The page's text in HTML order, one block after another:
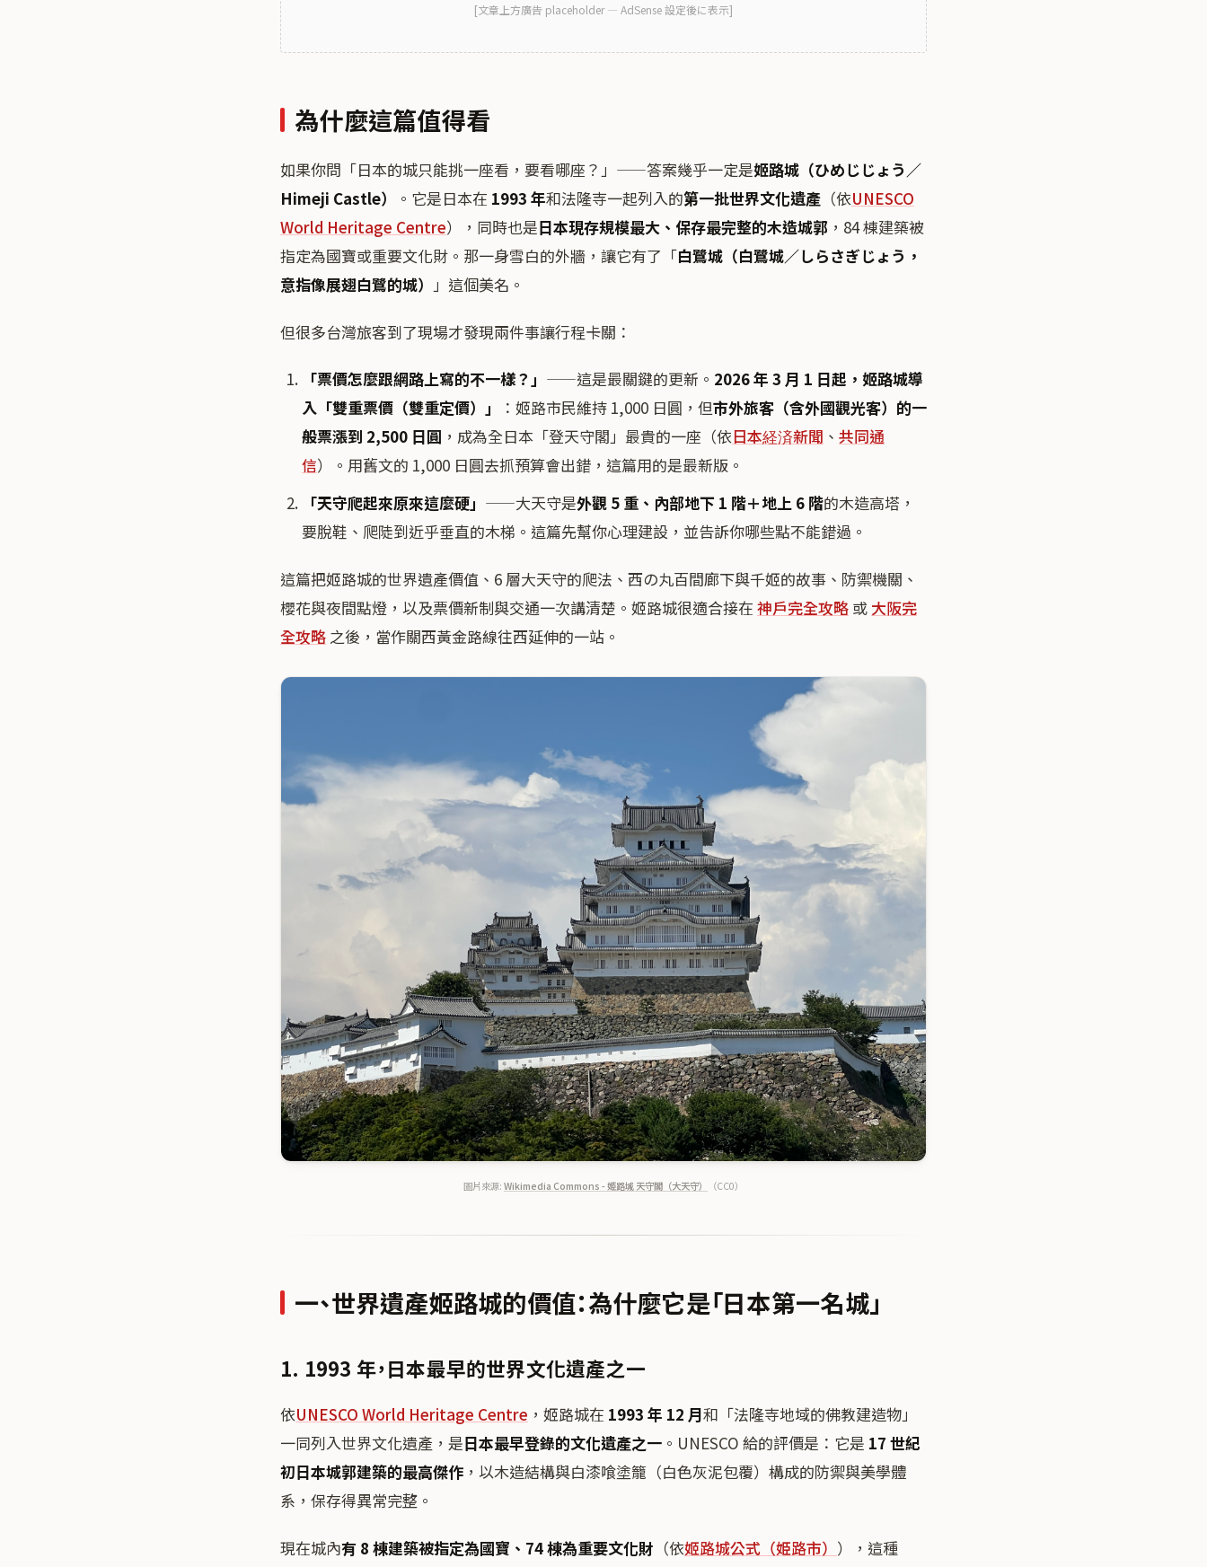
[文章上方廣告 placeholder — AdSense 設定後に表示]
為什麼這篇值得看
如果你問「日本的城只能挑一座看，要看哪座？」——答案幾乎一定是姬路城（ひめじじょう／
Himeji Castle）
。它是日本在 1993 年和法隆寺一起列入的第一批世界文化遺產 （依UNESCO
World Heritage Centre），同時也是日本現存規模最大、保存最完整的木造城郭 ，84 棟建築被
指定為國寶或重要文化財。那一身雪白的外牆，讓它有了「白鷺城（白鷺城／しらさぎじょう，
意指像展翅白鷺的城） 」這個美名。
但很多台灣旅客到了現場才發現兩件事讓行程卡關：
「票價怎麼跟網路上寫的不一樣？」 ——這是最關鍵的更新。 2026 年 3 月 1 日起，姬路城導
入「雙重票價（雙重定價）」
：姬路市民維持 1,000 日圓，但市外旅客（含外國觀光客）的一
般票漲到 2,500 日圓 ，成為全日本「登天守閣」最貴的一座（依日本経済新聞 、 共同通
信）。用舊文的 1,000 日圓去抓預算會出錯，這篇用的是最新版。
「天守爬起來原來這麼硬」 ——大天守是外觀 5 重、內部地下 1 階＋地上 6 階的木造高塔，
要脫鞋、爬陡到近乎垂直的木梯。這篇先幫你心理建設，並告訴你哪些點不能錯過。
這篇把姬路城的世界遺產價值、6 層大天守的爬法、西の丸百間廊下與千姬的故事、防禦機關、
櫻花與夜間點燈，以及票價新制與交通一次講清楚。姬路城很適合接在 神戶完全攻略 或 大阪完
全攻略 之後，當作關西黃金路線往西延伸的一站。
圖片來源: Wikimedia Commons - 姫路城 天守閣（大天守） （CC0）
一、世界遺產姬路城的價值：為什麼它是「日本第一名城」
1. 1993 年，日本最早的世界文化遺產之一
依UNESCO World Heritage Centre ，姬路城在 1993 年 12 月和「法隆寺地域的佛教建造物」
一同列入世界文化遺產，是日本最早登錄的文化遺產之一 。UNESCO 給的評價是：它是 17 世紀
初日本城郭建築的最高傑作 ，以木造結構與白漆喰塗籠（白色灰泥包覆）構成的防禦與美學體
系，保存得異常完整。
現在城內有 8 棟建築被指定為國寶、74 棟為重要文化財 （依姬路城公式（姫路市） ），這種